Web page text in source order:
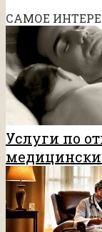
САМОЕ
Услуги по